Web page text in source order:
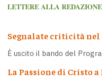
LETTERE ALLA REDAZIONE
Segnalate criticità nel
È uscito il bando del
La Passione di Cristo a